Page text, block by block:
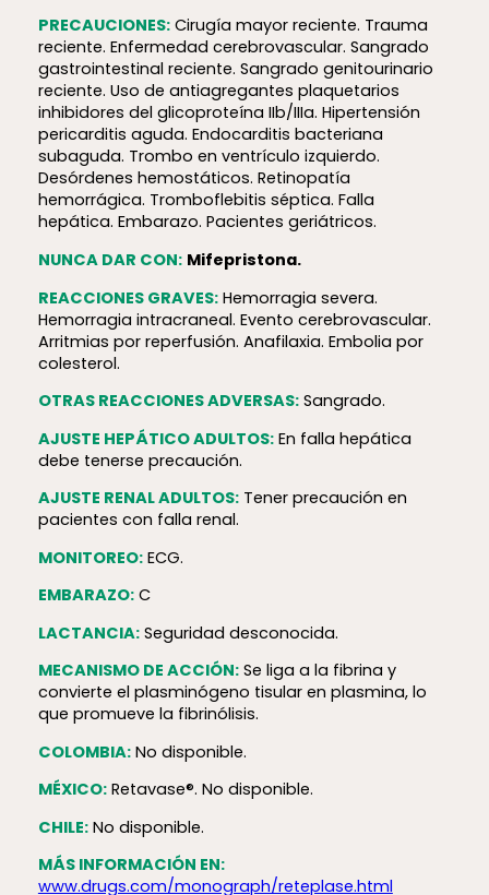
PRECAUCIONES:Cirugía mayor reciente. Trauma
reciente. Enfermedad cerebrovascular. Sangrado
gastrointestinal reciente. Sangrado genitourinario
reciente. Uso de antiagregantes plaquetarios
inhibidores del glicoproteína IIb/IIIa. Hipertensión
pericarditis aguda. Endocarditis bacteriana
subaguda. Trombo en ventrículo izquierdo.
Desórdenes hemostáticos. Retinopatía
hemorrágica. Tromboflebitis séptica. Falla
hepática. Embarazo. Pacientes geriátricos.
NUNCA DAR CON: Mifepristona.
REACCIONES GRAVES:Hemorragia severa.
Hemorragia intracraneal. Evento cerebrovascular.
Arritmias por reperfusión. Anafilaxia. Embolia por
colesterol.
OTRAS REACCIONES ADVERSAS:Sangrado.
AJUSTE HEPÁTICO ADULTOS:En falla hepática
debe tenerse precaución.
AJUSTE RENAL ADULTOS:Tener precaución en
pacientes con falla renal.
MONITOREO:ECG.
EMBARAZO:C
LACTANCIA:Seguridad desconocida.
MECANISMO DE ACCIÓN:Se liga a la fibrina y
convierte el plasminógeno tisular en plasmina, lo
que promueve la fibrinólisis.
COLOMBIA:No disponible.
MÉXICO:Retavase®. No disponible.
CHILE:No disponible.
MÁS INFORMACIÓN EN:
www.drugs.com/monograph/reteplase.html